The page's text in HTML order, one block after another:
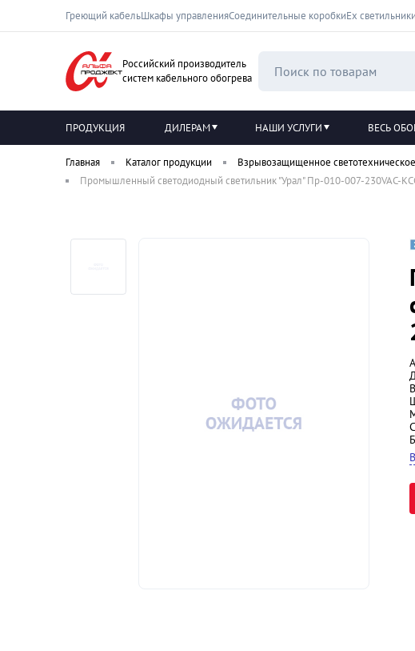
Греющий кабельШкафы управленияСоединительные коробкиЕх светильники
Российский производитель
систем кабельного обогрева
ПРОДУКЦИЯ ДИЛЕРАМ НАШИ УСЛУГИ ВЕСЬ
Главная Каталог продукции Взрывозащищенное
Промышленный светодиодный светильник "Урал" Пр-010-007-230VAC-